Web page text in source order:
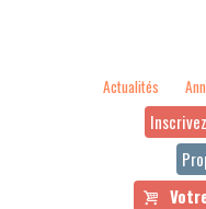
Actualités